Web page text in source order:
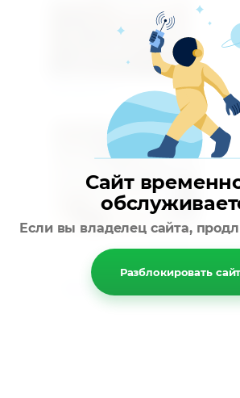
Вернуться в галерею
Сайт
Если вы владелец сайта,
Разблокировать сайт